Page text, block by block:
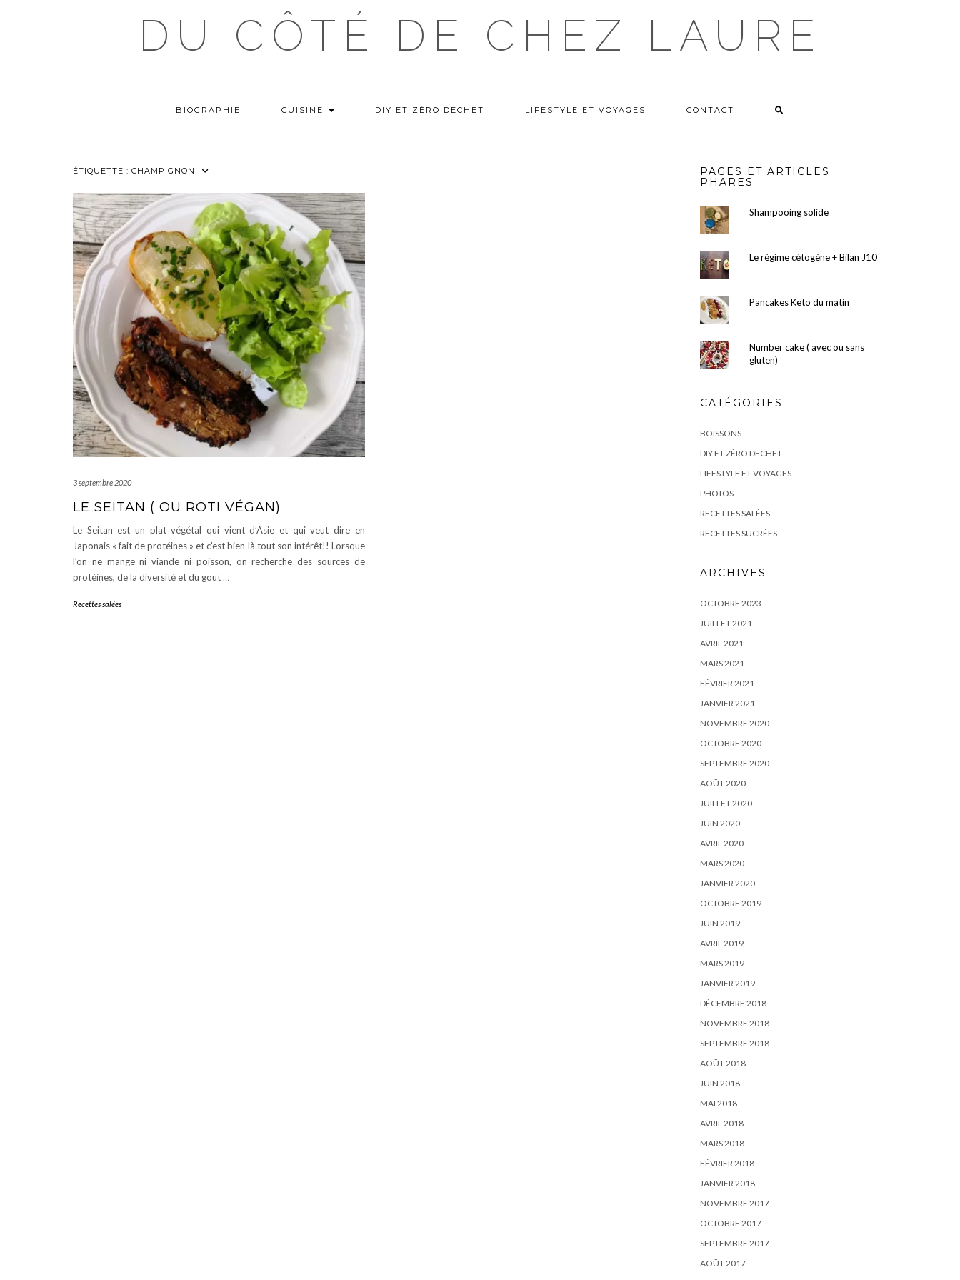
DU CÔTÉ DE CHEZ LAURE
BIOGRAPHIE CUISINE DIY ET ZÉRO DECHET LIFESTYLE ET VOYAGES CONTACT
ÉTIQUETTE : CHAMPIGNON
3 septembre 2020
LE SEITAN ( OU ROTI VÉGAN)
Le Seitan est un plat végétal qui vient d’Asie et qui veut dire en
Japonais « fait de protéines » et c’est bien là tout son intérêt!! Lorsque
l’on ne mange ni viande ni poisson, on recherche des sources de
protéines, de la diversité et du gout …
Recettes salées
PAGES ET ARTICLES
PHARES
Shampooing solide
Le régime cétogène + Bilan J10
Pancakes Keto du matin
Number cake ( avec ou sans
gluten)
CATÉGORIES
BOISSONS
DIY ET ZÉRO DECHET
LIFESTYLE ET VOYAGES
PHOTOS
RECETTES SALÉES
RECETTES SUCRÉES
ARCHIVES
OCTOBRE 2023
JUILLET 2021
AVRIL 2021
MARS 2021
FÉVRIER 2021
JANVIER 2021
NOVEMBRE 2020
OCTOBRE 2020
SEPTEMBRE 2020
AOÛT 2020
JUILLET 2020
JUIN 2020
AVRIL 2020
MARS 2020
JANVIER 2020
OCTOBRE 2019
JUIN 2019
AVRIL 2019
MARS 2019
JANVIER 2019
DÉCEMBRE 2018
NOVEMBRE 2018
SEPTEMBRE 2018
AOÛT 2018
JUIN 2018
MAI 2018
AVRIL 2018
MARS 2018
FÉVRIER 2018
JANVIER 2018
NOVEMBRE 2017
OCTOBRE 2017
SEPTEMBRE 2017
AOÛT 2017